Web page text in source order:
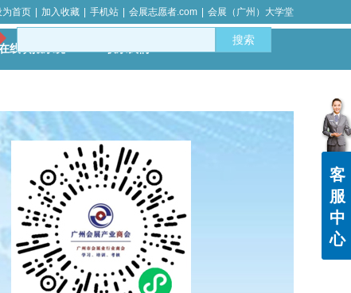
搜索
线填报系统 联系我们
为首页 加入收藏 手机站 会展志愿者.com 会展（广州）大学堂
客
服
中
心